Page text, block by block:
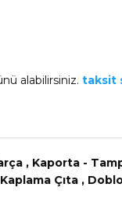
alabilirsiniz. taksit
, Kaporta -
Çıta ,